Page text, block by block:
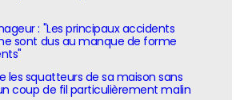
: "Les principaux accidents
sont dus au manque de forme
les squatteurs de sa maison sans
coup de fil particulièrement malin